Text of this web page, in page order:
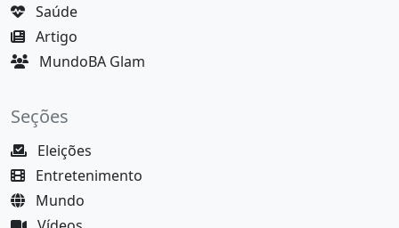
Saúde
Artigo
MundoBA Glam
Seções
Eleições
Entretenimento
Mundo